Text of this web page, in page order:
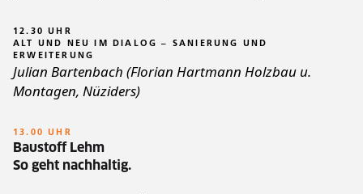
12.30 UHR
ALT UND NEU IM DIALOG – SANIERUNG UND
ERWEITERUNG
Julian Bartenbach (Florian Hartmann Holzbau u.
Montagen, Nüziders)
13.00 UHR
Baustoff Lehm
So geht nachhaltig.